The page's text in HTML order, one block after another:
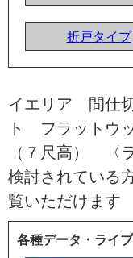
折戸タイプ
イエリア 間仕
ト フラットウ
（７尺高） 〈
検討されている
覧いただけます
各種データ・ライ